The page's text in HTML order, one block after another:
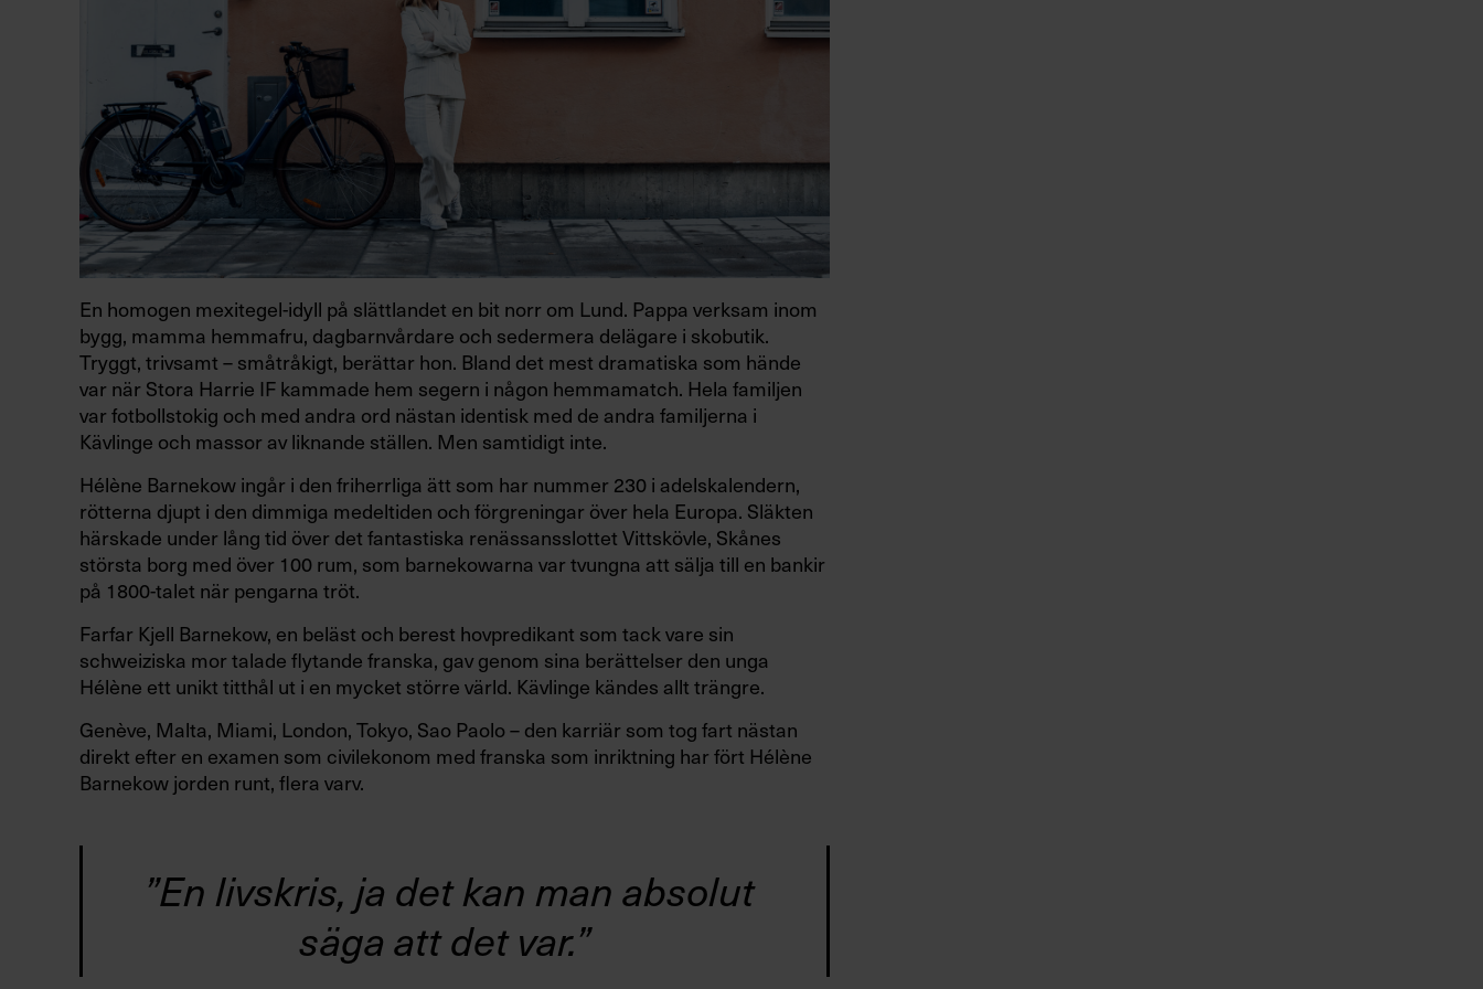
En homogen mexitegel-idyll på slättlandet en bit norr om Lund. Pappa verksam inom
bygg, mamma hemmafru, dagbarnvårdare och sedermera delägare i skobutik.
Tryggt, trivsamt – småtråkigt, berättar hon. Bland det mest dramatiska som hände
var när Stora Harrie IF kammade hem segern i någon hemmamatch. Hela familjen
var fotbollstokig och med andra ord nästan identisk med de andra familjerna i
Kävlinge och massor av liknande ställen. Men samtidigt inte.
Hélène Barnekow ingår i den friherrliga ätt som har nummer 230 i adelskalendern,
rötterna djupt i den dimmiga medeltiden och förgreningar över hela Europa. Släkten
härskade under lång tid över det fantastiska renässansslottet Vittskövle, Skånes
största borg med över 100 rum, som barnekowarna var tvungna att sälja till en bankir
på 1800-talet när pengarna tröt.
Farfar Kjell Barnekow, en beläst och berest hovpredikant som tack vare sin
schweiziska mor talade flytande franska, gav genom sina berättelser den unga
Hélène ett unikt titthål ut i en mycket större värld. Kävlinge kändes allt trängre.
Genève, Malta, Miami, London, Tokyo, Sao Paolo – den karriär som tog fart nästan
direkt efter en examen som civilekonom med franska som inriktning har fört Hélène
Barnekow jorden runt, flera varv.
”En livskris, ja det kan man absolut
säga att det var.”